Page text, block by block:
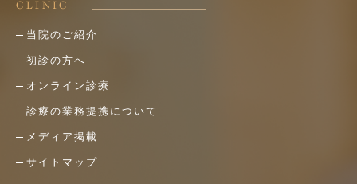
CLINIC
当院のご紹介
初診の方へ
オンライン診療
診療の業務提携について
メディア掲載
サイトマップ